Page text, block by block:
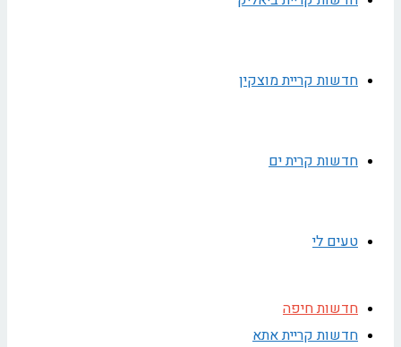
חדשות קריית מוצקין
חדשות קרית ים
טעים לי
חדשות חיפה
חדשות קריית אתא